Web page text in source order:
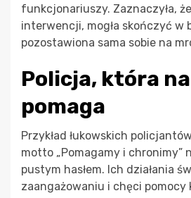
funkcjonariuszy. Zaznaczyła,
interwencji, mogła skończyć w
pozostawiona sama sobie na
Policja, która
pomaga
Przykład łukowskich
motto „Pomagamy i chronimy”
pustym hasłem. Ich działania
zaangażowaniu i chęci pomocy